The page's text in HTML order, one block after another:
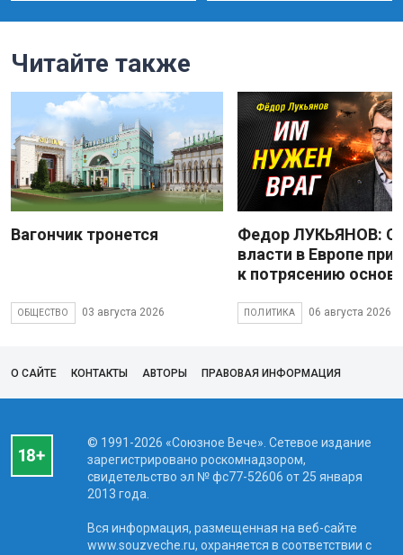
Читайте также
Вагончик тронется
ОБЩЕСТВО 03 августа 2026
Федор ЛУКЬЯНОВ:
власти в Европе
к потрясению основ
ПОЛИТИКА 06 августа 2026
О САЙТЕ КОНТАКТЫ АВТОРЫ ПРАВОВАЯ ИНФОРМАЦИЯ
© 1991-2026 «Союзное Вече». Сетевое издание
зарегистрировано роскомнадзором,
свидетельство эл № фc77-52606 от 25 января
2013 года.
Вся информация, размещенная на веб-сайте
www.souzveche.ru, охраняется в соответствии с